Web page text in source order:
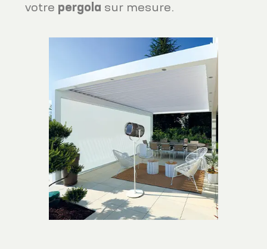
votre pergola sur mesure.